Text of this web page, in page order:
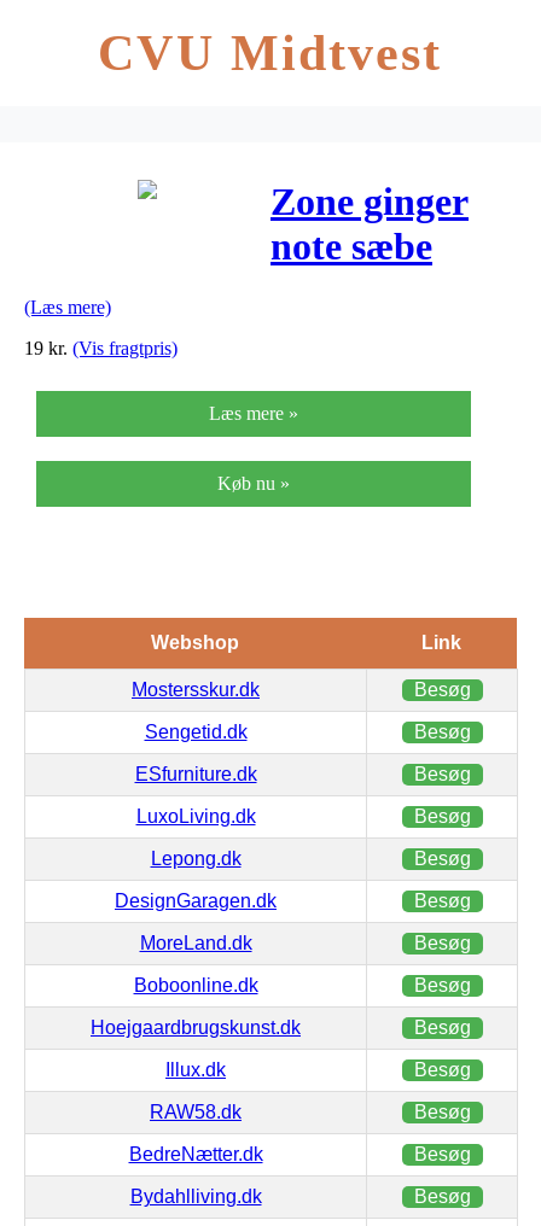
CVU Midtvest
Zone ginger
note sæbe
(Læs mere)
19 kr. (Vis fragtpris)
Læs mere »
Køb nu »
Webshop Link
Mostersskur.dk Besøg
Sengetid.dk Besøg
ESfurniture.dk Besøg
LuxoLiving.dk Besøg
Lepong.dk Besøg
DesignGaragen.dk Besøg
MoreLand.dk Besøg
Boboonline.dk Besøg
Hoejgaardbrugskunst.dk Besøg
Illux.dk Besøg
RAW58.dk Besøg
BedreNætter.dk Besøg
Bydahlliving.dk Besøg